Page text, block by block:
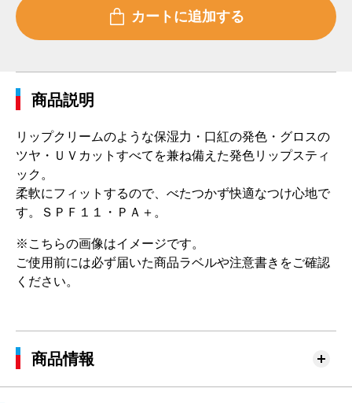
商品説明
リップクリームのような保湿力・口紅の発色・グロスの
ツヤ・ＵＶカットすべてを兼ね備えた発色リップスティ
ック。
柔軟にフィットするので、べたつかず快適なつけ心地で
す。ＳＰＦ１１・ＰＡ＋。
※こちらの画像はイメージです。
ご使用前には必ず届いた商品ラベルや注意書きをご確認
ください。
商品情報